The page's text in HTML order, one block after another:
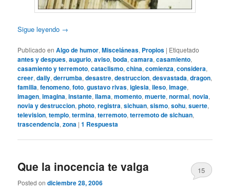
Sigue leyendo →
Publicado en Algo de humor,Misceláneas, Propios | Etiquetado
antes y despues,augurio,aviso,boda,camara,casamiento,
casamiento y terremoto,cataclismo,china,comienza,considera,
creer,daily,derrumba,desastre,destruccion,desvastada,dragon,
familia,fenomeno,foto,gustavo rivas,iglesia,ileso,image,
imagen,imagina,instante,llama,momento,muerte,normal,novia,
novia y destruccion,photo,registra,sichuan,sismo,sohu,suerte,
television,templo,termina,terremoto,terremoto de sichuan,
trascendencia,zona |1 Respuesta
Que la inocencia te valga
Posted ondiciembre 28, 2006
15